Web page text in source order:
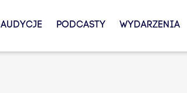
AUDYCJE PODCASTY WYDARZENIA